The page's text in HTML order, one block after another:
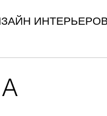
ИНТЕРЬЕРОВ